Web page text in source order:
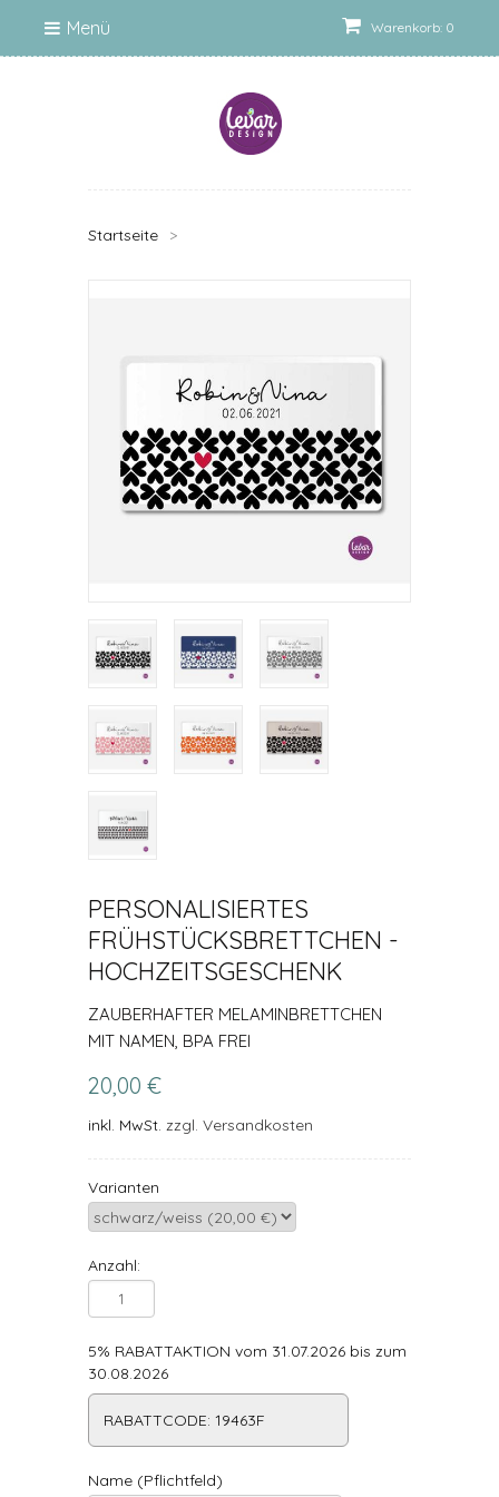
Warenkorb: 0
Menü
Startseite >
PERSONALISIERTES
FRÜHSTÜCKSBRETTCHEN -
HOCHZEITSGESCHENK
ZAUBERHAFTER MELAMINBRETTCHEN
MIT NAMEN, BPA FREI
20,00 €
inkl. MwSt. zzgl. Versandkosten
Varianten
Anzahl:
5% RABATTAKTION vom 31.07.2026 bis zum
30.08.2026
RABATTCODE: 19463F
Name (Pflichtfeld)